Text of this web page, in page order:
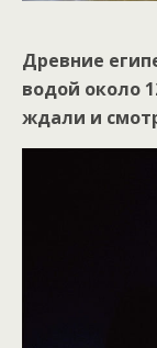
Древние
водой около
ждали и